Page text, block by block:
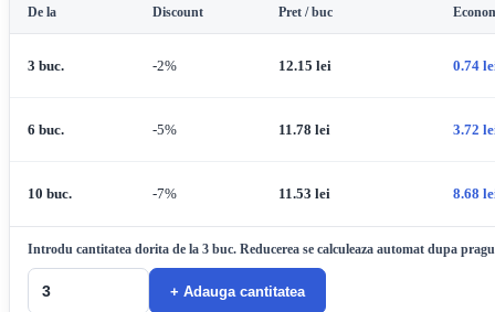
De la Discount Pret / buc
3 buc. -2% 12.15 lei 0.74
6 buc. -5% 11.78 lei 3.72
10 buc. -7% 11.53 lei 8.68
Introdu cantitatea dorita de la 3 buc. Reducerea se calculeaza automat dupa
+ Adauga cantitatea